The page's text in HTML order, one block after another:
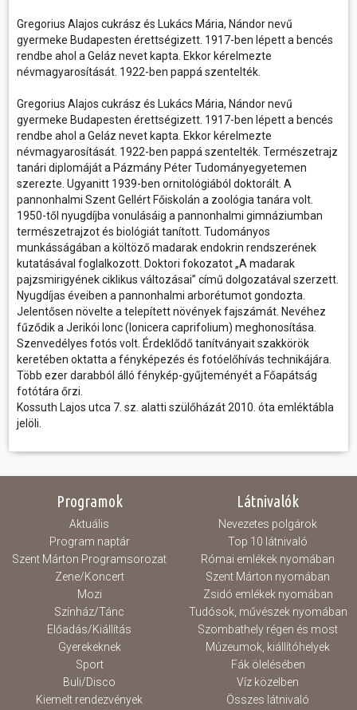
Gregorius Alajos cukrász és Lukács Mária, Nándor nevű
gyermeke Budapesten érettségizett. 1917-ben lépett a bencés
rendbe ahol a Geláz nevet kapta. Ekkor kérelmezte
névmagyarosítását. 1922-ben pappá szentelték.
Gregorius Alajos cukrász és Lukács Mária, Nándor nevű
gyermeke Budapesten érettségizett. 1917-ben lépett a bencés
rendbe ahol a Geláz nevet kapta. Ekkor kérelmezte
névmagyarosítását. 1922-ben pappá szentelték. Természetrajz
tanári diplomáját a Pázmány Péter Tudományegyetemen
szerezte. Ugyanitt 1939-ben ornitológiából doktorált. A
pannonhalmi Szent Gellért Főiskolán a zoológia tanára volt.
1950-től nyugdíjba vonulásáig a pannonhalmi gimnáziumban
természetrajzot és biológiát tanított. Tudományos
munkásságában a költöző madarak endokrin rendszerének
kutatásával foglalkozott. Doktori fokozatot „A madarak
pajzsmirigyének ciklikus változásai” című dolgozatával szerzett.
Nyugdíjas éveiben a pannonhalmi arborétumot gondozta.
Jelentősen növelte a telepített növények fajszámát. Nevéhez
fűződik a Jerikói lonc (lonicera caprifolium) meghonosítása.
Szenvedélyes fotós volt. Érdeklődő tanítványait szakkörök
keretében oktatta a fényképezés és fotóelőhívás technikájára.
Több ezer darabból álló fénykép-gyűjteményét a Főapátság
fotótára őrzi.
Kossuth Lajos utca 7. sz. alatti szülőházát 2010. óta emléktábla
jelöli.
Programok
Aktuális
Program naptár
Szent Márton Programsorozat
Zene/Koncert
Mozi
Színház/Tánc
Előadás/Kiállítás
Gyerekeknek
Sport
Buli/Disco
Kiemelt rendezvények
Látnivalók
Nevezetes polgárok
Top 10 látnivaló
Római emlékek nyomában
Szent Márton nyomában
Zsidó emlékek nyomában
Tudósok, művészek nyomában
Szombathely régen és most
Múzeumok, kiállítóhelyek
Fák ölelésében
Víz közelben
Összes látnivaló